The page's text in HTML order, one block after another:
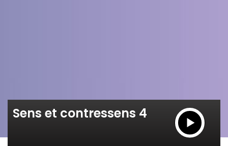
Sens et contressens 4